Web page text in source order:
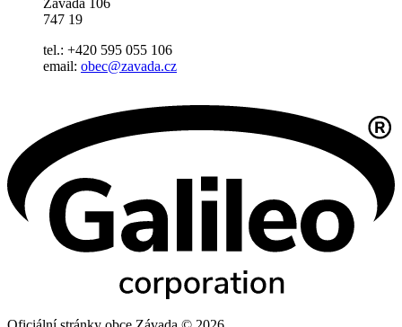
Závada 106
747 19
tel.: +420 595 055 106
email: obec@zavada.cz